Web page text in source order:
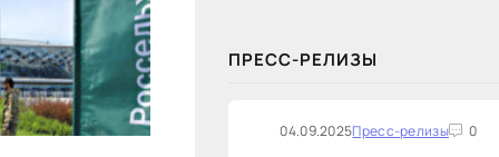
ПРЕСС-РЕЛИЗЫ
04.09.2025Пресс-релизы 0